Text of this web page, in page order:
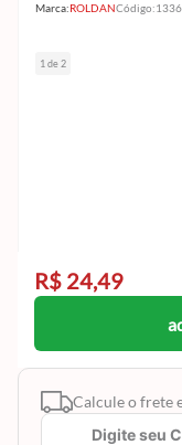
Marca:ROLDANCódigo:1336
1 de 2
R$ 24,49
Calcule o frete